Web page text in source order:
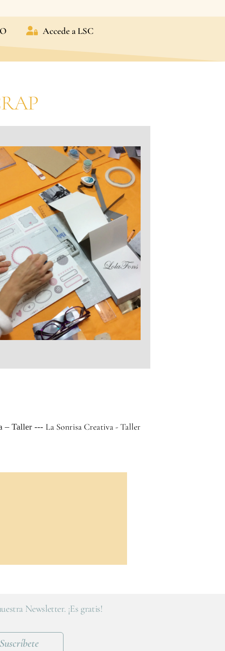
Accede a LSC
– Taller --- La Sonrisa Creativa - Taller
Newsletter. ¡Es gratis!
Suscríbete